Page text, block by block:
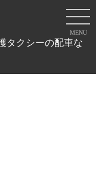
MENU
タクシーの配車な